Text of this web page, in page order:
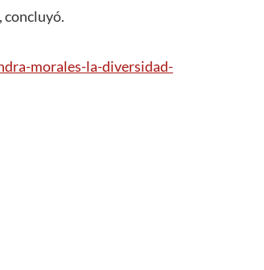
concluyó.
morales-la-diversidad-